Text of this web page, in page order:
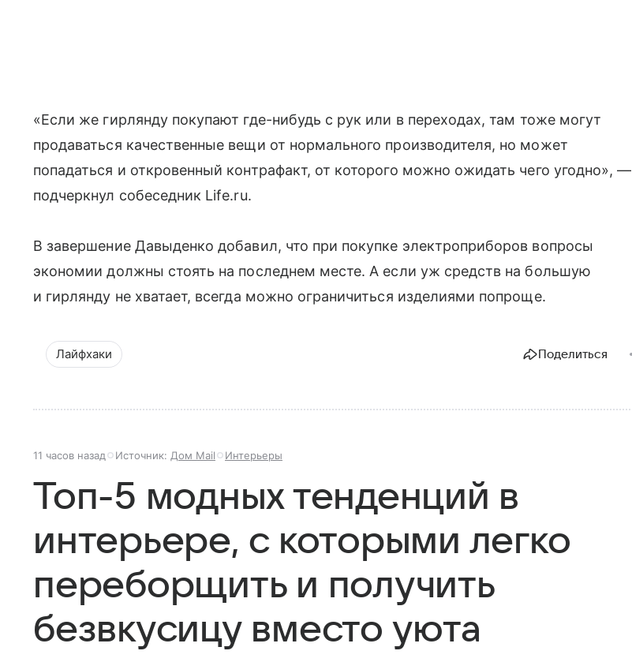
«Если же гирлянду покупают где-нибудь с рук или в переходах, там тоже могут
продаваться качественные вещи от нормального производителя, но может
попадаться и откровенный контрафакт, от которого можно ожидать чего угодно», —
подчеркнул собеседник Life.ru.
В завершение Давыденко добавил, что при покупке электроприборов вопросы
экономии должны стоять на последнем месте. А если уж средств на большую
и гирлянду не хватает, всегда можно ограничиться изделиями попроще.
Лайфхаки Поделиться
11 часов назад Источник: Дом Mail Интерьеры
Топ-5 модных тенденций в
интерьере, с которыми легко
переборщить и получить
безвкусицу вместо уюта